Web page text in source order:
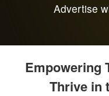
Advertise
Empowering
Thrive in